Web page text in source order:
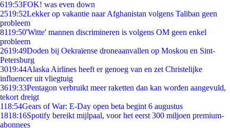
619:53FOK! was even down
2519:52Lekker op vakantie naar Afghanistan volgens Taliban geen
probleem
8119:50'Witte' mannen discrimineren is volgens OM geen enkel
probleem
2619:49Doden bij Oekraïense droneaanvallen op Moskou en Sint-
Petersburg
3019:44Alaska Airlines heeft er genoeg van en zet Christelijke
influencer uit vliegtuig
3619:33Pentagon verbruikt meer raketten dan kan worden aangevuld,
tekort dreigt
118:54Gears of War: E-Day open beta begint 6 augustus
1818:16Spotify bereikt mijlpaal, voor het eerst 300 miljoen premium-
abonnees